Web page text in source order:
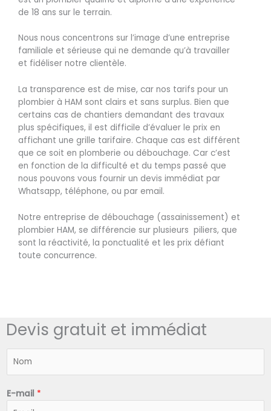
de 18 ans sur le terrain.
Nous nous concentrons sur l’image d’une entreprise
familiale et sérieuse qui ne demande qu’à travailler
et fidéliser notre clientèle.
La transparence est de mise, car nos tarifs pour un
plombier à HAM sont clairs et sans surplus. Bien que
certains cas de chantiers demandant des travaux
plus spécifiques, il est difficile d’évaluer le prix en
affichant une grille tarifaire. Chaque cas est différent
que ce soit en plomberie ou débouchage. Car c’est
en fonction de la difficulté et du temps passé que
nous pouvons vous fournir un devis immédiat par
Whatsapp, téléphone, ou par email.
Notre entreprise de débouchage (assainissement) et
plombier HAM, se différencie sur plusieurs piliers, que
sont la réactivité, la ponctualité et les prix défiant
toute concurrence.
Devis gratuit et immédiat
*
E-mail *